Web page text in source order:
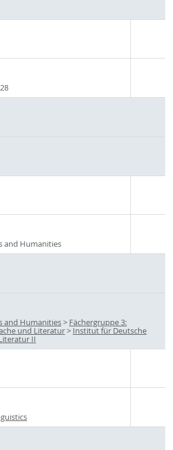
and Humanities
and Humanities> Fächergruppe 3:
und Literatur> Institut für Deutsche
II